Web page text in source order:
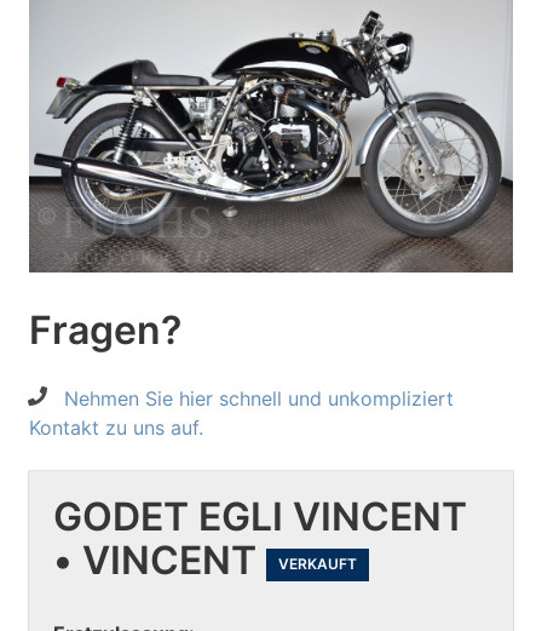
Fragen?
Nehmen Sie hier schnell und unkompliziert
Kontakt zu uns auf.
GODET EGLI VINCENT
• VINCENT
VERKAUFT